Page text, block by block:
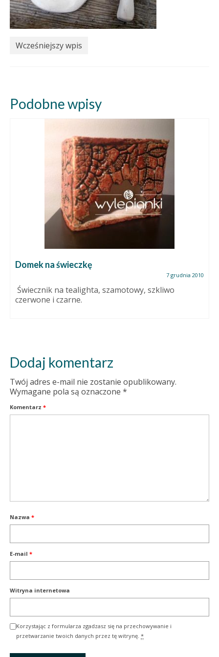
Wcześniejszy wpis
Podobne wpisy
Domek na świeczkę
7 grudnia 2010
Świecznik na tealighta, szamotowy, szkliwo
czerwone i czarne.
Dodaj komentarz
Twój adres e-mail nie zostanie opublikowany.
Wymagane pola są oznaczone *
Komentarz *
Nazwa *
E-mail *
Witryna internetowa
Korzystając z formularza zgadzasz się na przechowywanie i
przetwarzanie twoich danych przez tę witrynę. *